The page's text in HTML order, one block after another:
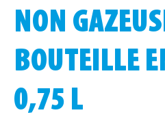
NON
BOUTEILLE
0,75 L